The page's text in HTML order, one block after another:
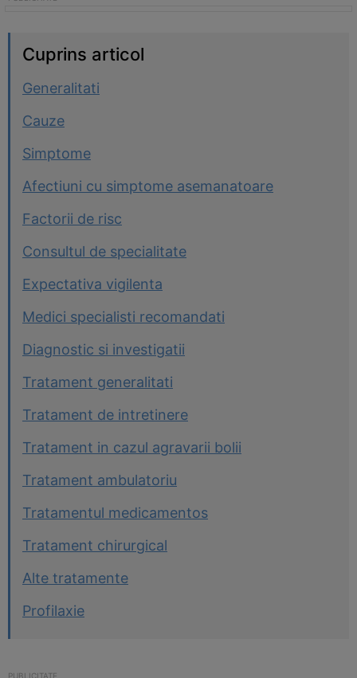
Cuprins articol
Generalitati
Cauze
Simptome
Afectiuni cu simptome asemanatoare
Factorii de risc
Consultul de specialitate
Expectativa vigilenta
Medici specialisti recomandati
Diagnostic si investigatii
Tratament generalitati
Tratament de intretinere
Tratament in cazul agravarii bolii
Tratament ambulatoriu
Tratamentul medicamentos
Tratament chirurgical
Alte tratamente
Profilaxie